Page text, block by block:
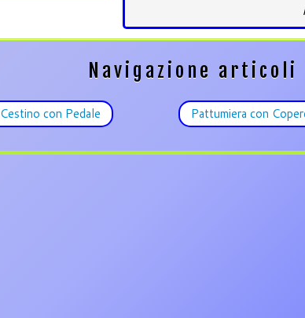
Navigazione articoli
Pattumiera con
Cestino con Pedale